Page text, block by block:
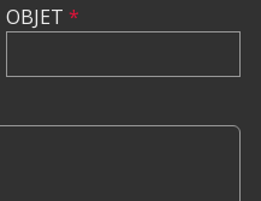
OBJET *